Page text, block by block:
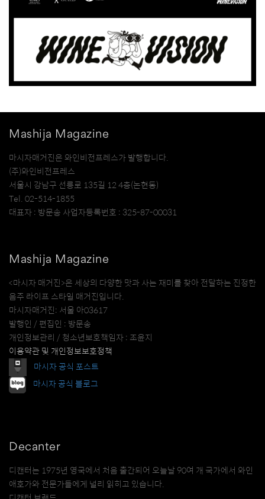
Mashija Magazine
마시자매거진은 와인비전프레스가 발행합니다.
(주)와인비전프레스
서울시 강남구 선릉로 135길 12 4층(논현동)
Tel. 02-514-1855
대표자 : 방문송 사업자등록번호 : 325-87-00031
Mashija Magazine
<마시자 매거진>은 세상의 다양한 맛과 사는 재미를 찾아 전달하는 진정한
음주 라이프 스타일 매거진입니다.
마시자매거진: 서울 아03617
발행인 / 편집인 : 방문송
개인정보관리 / 청소년보호책임자 : 조윤지
이용약관 및 개인정보보호정책
마시자 공식 포스트
마시자 공식 블로그
Decanter
디캔터는 1975년 영국에서 처음 출간되어 오늘날 90여 개 국가에서 와인
애호가와 전문가들에게 널리 읽히고 있습니다.